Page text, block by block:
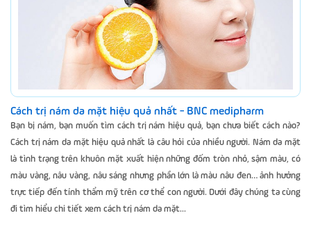
Cách trị nám da mặt hiệu quả nhất - BNC medipharm
Bạn bị nám, bạn muốn tìm cách trị nám hiệu quả, bạn chưa biết cách nào?
Cách trị nám da mặt hiệu quả nhất là câu hỏi của nhiều người. Nám da mặt
là tình trạng trên khuôn mặt xuất hiện những đốm tròn nhỏ, sậm màu, có
màu vàng, nâu vàng, nâu sáng nhưng phần lớn là màu nâu đen… ảnh hưởng
trực tiếp đến tính thẩm mỹ trên cơ thể con người. Dưới đây chúng ta cùng
đi tìm hiểu chi tiết xem cách trị nám da mặt...